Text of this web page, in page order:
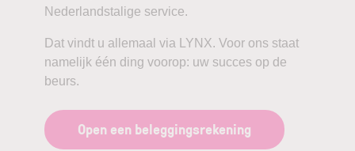
Nederlandstalige service.
Dat vindt u allemaal via LYNX. Voor ons staat
namelijk één ding voorop: uw succes op de
beurs.
Open een beleggingsrekening